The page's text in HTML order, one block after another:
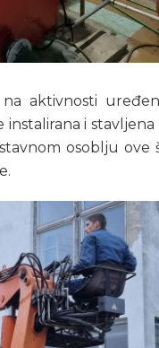
aktivnosti
instalirana i
osoblju ove